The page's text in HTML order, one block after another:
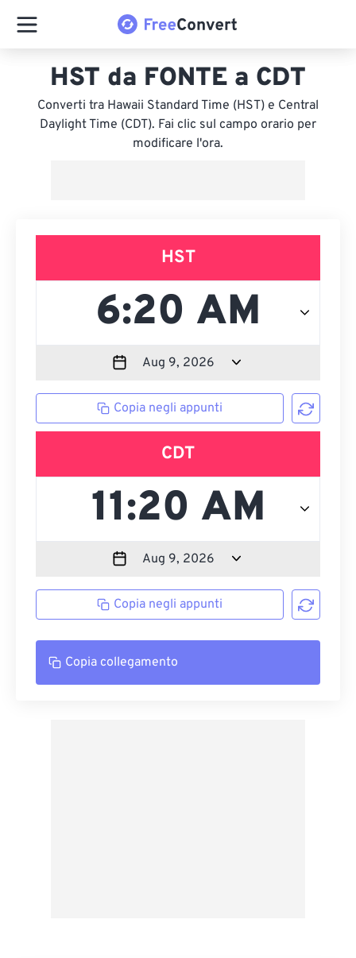
HST da FONTE a CDT
Converti tra Hawaii Standard Time (HST) e Central
Daylight Time (CDT). Fai clic sul campo orario per
modificare l'ora.
HST
Copia negli appunti
CDT
Copia negli appunti
Copia collegamento